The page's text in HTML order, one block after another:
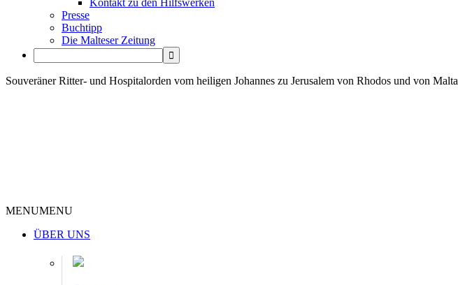
Kontakt zu den Hilfswerken
Presse
Buchtipp
Die Malteser Zeitung
Souveräner Ritter- und Hospitalorden vom heiligen Johannes zu Jerusalem von Rhodos und von Malta
MENUMENU
ÜBER UNS